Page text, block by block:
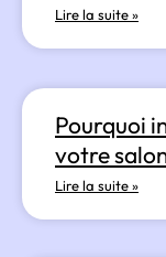
Lire la suite »
Pourquoi
votre
Lire la suite »